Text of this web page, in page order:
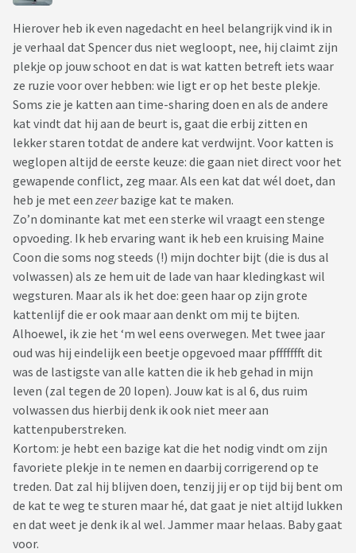
Hierover heb ik even nagedacht en heel belangrijk vind ik in
je verhaal dat Spencer dus niet wegloopt, nee, hij claimt zijn
plekje op jouw schoot en dat is wat katten betreft iets waar
ze ruzie voor over hebben: wie ligt er op het beste plekje.
Soms zie je katten aan time-sharing doen en als de andere
kat vindt dat hij aan de beurt is, gaat die erbij zitten en
lekker staren totdat de andere kat verdwijnt. Voor katten is
weglopen altijd de eerste keuze: die gaan niet direct voor het
gewapende conflict, zeg maar. Als een kat dat wél doet, dan
heb je met een zeerbazige kat te maken.
Zo’n dominante kat met een sterke wil vraagt een stenge
opvoeding. Ik heb ervaring want ik heb een kruising Maine
Coon die soms nog steeds (!) mijn dochter bijt (die is dus al
volwassen) als ze hem uit de lade van haar kledingkast wil
wegsturen. Maar als ik het doe: geen haar op zijn grote
kattenlijf die er ook maar aan denkt om mij te bijten.
Alhoewel, ik zie het ‘m wel eens overwegen. Met twee jaar
oud was hij eindelijk een beetje opgevoed maar pffffffft dit
was de lastigste van alle katten die ik heb gehad in mijn
leven (zal tegen de 20 lopen). Jouw kat is al 6, dus ruim
volwassen dus hierbij denk ik ook niet meer aan
kattenpuberstreken.
Kortom: je hebt een bazige kat die het nodig vindt om zijn
favoriete plekje in te nemen en daarbij corrigerend op te
treden. Dat zal hij blijven doen, tenzij jij er op tijd bij bent om
de kat te weg te sturen maar hé, dat gaat je niet altijd lukken
en dat weet je denk ik al wel. Jammer maar helaas. Baby gaat
voor.